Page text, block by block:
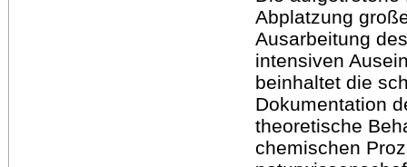
Abplatzung
Ausarbeitung
intensiven
beinhaltet die
Dokumentation
theoretische
chemischen